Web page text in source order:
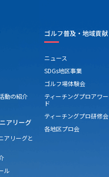
動の紹介
アリーグ
アリーグと
ル
ゴルフ普及・地域貢献
ニュース
SDGs地区事業
ゴルフ場体験会
ティーチングプロアワー
ド
ティーチングプロ研修会
各地区プロ会